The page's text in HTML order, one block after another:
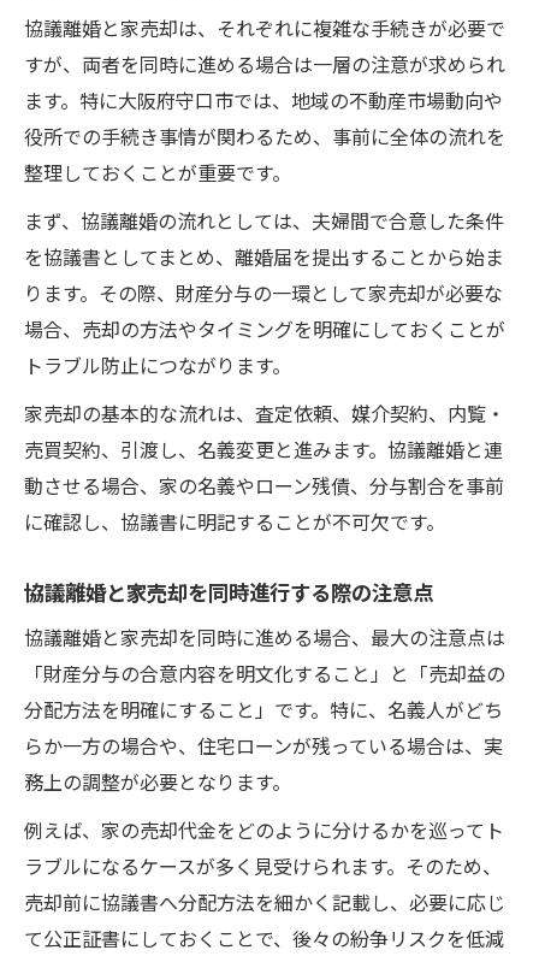
財産分与で家売却時に留意すべき実務ポイ
ント
家売却の査定額とローン残高確認の重要性
財産分与と家売却でよくある落とし穴回避
法
協議書作成時に家売却の分配を具体化する
離婚協議時に家売却で押さえるべき要点
協議離婚で家売却を話し合う際の必須ポイ
ント
家売却に関する口頭約束のリスクと対応策
離婚協議で家売却時に決めておくべき内容
家売却の名義変更と費用分担の明確化の必
要性
家売却を伴う協議離婚で後悔しないための
後悔しない家売却には協議書の明記が肝心
家売却の条件を協議書に明記する重要性
離婚協議書で家売却益の分割を明確化する
方法
協議書記載で家売却時のトラブルを防ぐコ
ツ
家売却の振込期限や費用負担を協議書に反
映
専門家監修で家売却に強い協議書を作成し
協議離婚と家売却は、それぞれに複雑な手続きが必要で
すが、両者を同時に進める場合は一層の注意が求められ
ます。特に大阪府守口市では、地域の不動産市場動向や
役所での手続き事情が関わるため、事前に全体の流れを
整理しておくことが重要です。
まず、協議離婚の流れとしては、夫婦間で合意した条件
を協議書としてまとめ、離婚届を提出することから始ま
ります。その際、財産分与の一環として家売却が必要な
場合、売却の方法やタイミングを明確にしておくことが
トラブル防止につながります。
家売却の基本的な流れは、査定依頼、媒介契約、内覧・
売買契約、引渡し、名義変更と進みます。協議離婚と連
動させる場合、家の名義やローン残債、分与割合を事前
に確認し、協議書に明記することが不可欠です。
協議離婚と家売却を同時進行する際の注意点
協議離婚と家売却を同時に進める場合、最大の注意点は
「財産分与の合意内容を明文化すること」と「売却益の
分配方法を明確にすること」です。特に、名義人がどち
らか一方の場合や、住宅ローンが残っている場合は、実
務上の調整が必要となります。
例えば、家の売却代金をどのように分けるかを巡ってト
ラブルになるケースが多く見受けられます。そのため、
売却前に協議書へ分配方法を細かく記載し、必要に応じ
て公正証書にしておくことで、後々の紛争リスクを低減